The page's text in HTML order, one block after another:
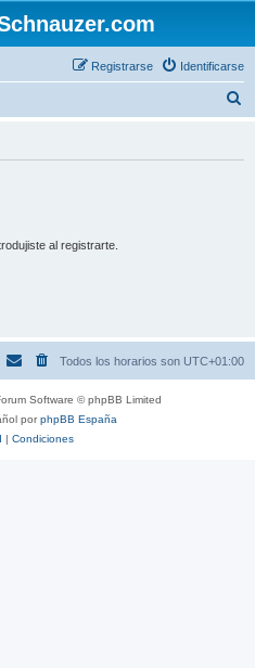
Identificarse
Registrarse
al registrarte.
Todos los horarios son UTC+01:00
Software © phpBB Limited
porphpBB España
| Condiciones